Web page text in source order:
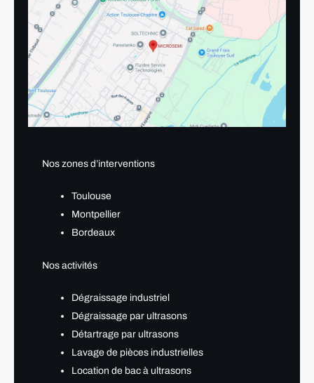
Nos zones d’interventions
Toulouse
Montpellier
Bordeaux
Nos activités
Dégraissage industriel
Dégraissage par ultrasons
Détartrage par ultrasons
Lavage de pièces industrielles
Location de bac à ultrasons